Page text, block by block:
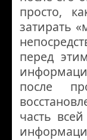
просто,
затирать
перед
после
часть